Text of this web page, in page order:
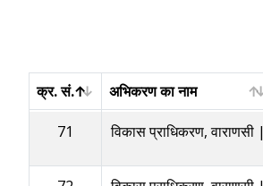
क्र. सं. अभिकरण का नाम
क्र. सं.
अभिकरण का नाम
71 विकास प्राधिकरण, वाराणसी |